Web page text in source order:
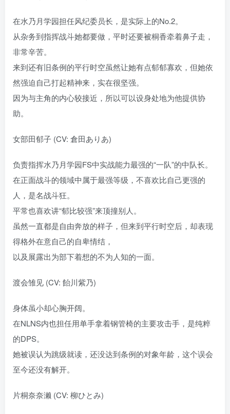
在水乃月学园担任风纪委员长，是实际上的No.2。
从杂务到指挥战斗她都要做，平时还要被桐香牵着鼻子走，
非常辛苦。
来到还有旧条例的平行时空虽然让她有点郁郁寡欢，但她依
然强迫自己打起精神来，实在很坚强。
因为与主角的内心较接近，所以可以设身处地为他提供协
助。
女部田郁子 (CV: 倉田ありあ)
负责指挥水乃月学园FS中实战能力最强的“一队”的中队长。
在正面战斗的领域中属于最强等级，不喜欢比自己更强的
人，是名战斗狂。
平常也喜欢讲“郁比较强”来顶撞别人。
虽然一直都是自由奔放的样子，但来到平行时空后，却表现
得格外在意自己的自卑情结，
以及展露出为部下着想的不为人知的一面。
渡会雏见 (CV: 飴川紫乃)
身体虽小却心胸开阔。
在NLNS内也担任用单手拿着钢管椅的主要攻击手，是纯粹
的DPS。
她被误认为跳级就读，还没达到条例的对象年龄，这个误会
至今还没有解开。
片桐奈奈濑 (CV: 柳ひとみ)